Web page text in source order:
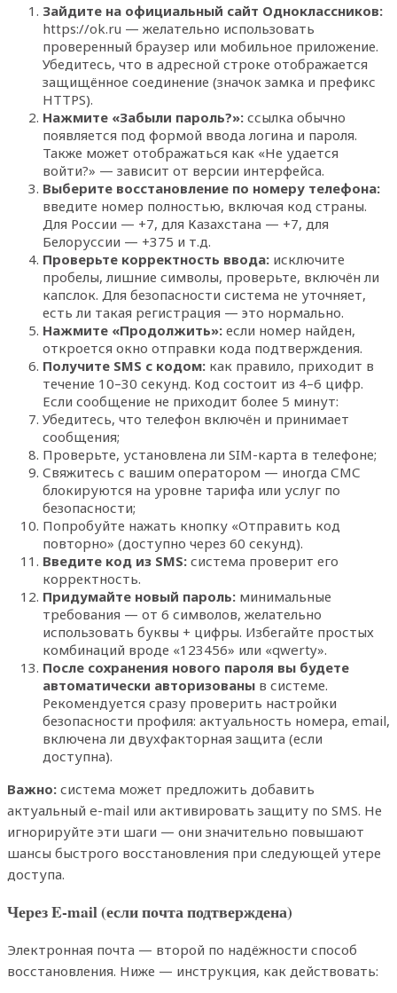
Зайдите на официальный сайт Одноклассников:
https://ok.ru — желательно использовать
проверенный браузер или мобильное приложение.
Убедитесь, что в адресной строке отображается
защищённое соединение (значок замка и префикс
HTTPS).
Нажмите «Забыли пароль?»: ссылка обычно
появляется под формой ввода логина и пароля.
Также может отображаться как «Не удается
войти?» — зависит от версии интерфейса.
Выберите восстановление по номеру телефона:
введите номер полностью, включая код страны.
Для России — +7, для Казахстана — +7, для
Белоруссии — +375 и т.д.
Проверьте корректность ввода: исключите
пробелы, лишние символы, проверьте, включён ли
капслок. Для безопасности система не уточняет,
есть ли такая регистрация — это нормально.
Нажмите «Продолжить»: если номер найден,
откроется окно отправки кода подтверждения.
Получите SMS с кодом: как правило, приходит в
течение 10–30 секунд. Код состоит из 4–6 цифр.
Если сообщение не приходит более 5 минут:
Убедитесь, что телефон включён и принимает
сообщения;
Проверьте, установлена ли SIM-карта в телефоне;
Свяжитесь с вашим оператором — иногда СМС
блокируются на уровне тарифа или услуг по
безопасности;
Попробуйте нажать кнопку «Отправить код
повторно» (доступно через 60 секунд).
Введите код из SMS: система проверит его
корректность.
Придумайте новый пароль: минимальные
требования — от 6 символов, желательно
использовать буквы + цифры. Избегайте простых
комбинаций вроде «123456» или «qwerty».
После сохранения нового пароля вы будете
автоматически авторизованы в системе.
Рекомендуется сразу проверить настройки
безопасности профиля: актуальность номера, email,
включена ли двухфакторная защита (если
доступна).
Важно: система может предложить добавить
актуальный e-mail или активировать защиту по SMS. Не
игнорируйте эти шаги — они значительно повышают
шансы быстрого восстановления при следующей утере
доступа.
Через E-mail (если почта подтверждена)
Электронная почта — второй по надёжности способ
восстановления. Ниже — инструкция, как действовать: